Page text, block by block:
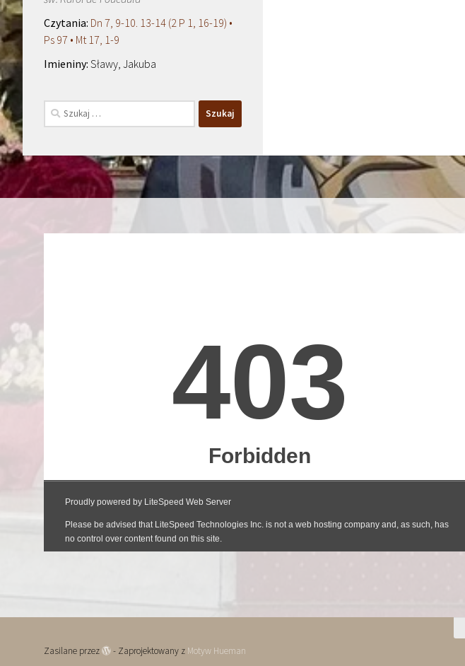
Dn 7, 9-10. 13-14 (2 P 1, 16-19) •
Ps 97 • Mt 17, 1-9
Sławy, Jakuba
Szukaj:
Zasilane przez - Zaprojektowany z Motyw Hueman